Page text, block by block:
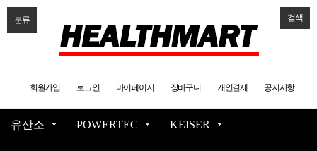
분류 검색
회원가입 로그인 마이페이지 장바구니 개인결제 공지사항
유산소 POWERTEC KEISER